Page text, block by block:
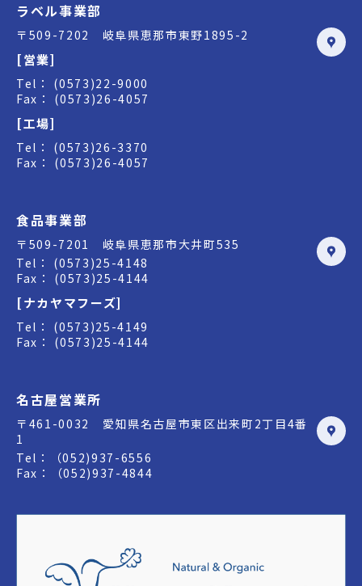
ラベル事業部
〒509-7202 岐阜県恵那市東野1895-2
[営業]
Tel： (0573)22-9000
Fax： (0573)26-4057
[工場]
Tel： (0573)26-3370
Fax： (0573)26-4057
食品事業部
〒509-7201 岐阜県恵那市大井町535
Tel： (0573)25-4148
Fax： (0573)25-4144
[ナカヤマフーズ]
Tel： (0573)25-4149
Fax： (0573)25-4144
名古屋営業所
〒461-0032 愛知県名古屋市東区出来町2丁目4番
1
Tel：（052)937-6556
Fax：（052)937-4844